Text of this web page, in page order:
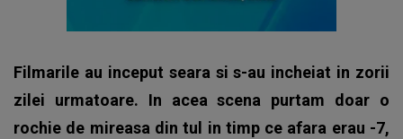
Filmarile au inceput seara si s-au incheiat in zorii
zilei urmatoare. In acea scena purtam doar o
rochie de mireasa din tul in timp ce afara erau -7,